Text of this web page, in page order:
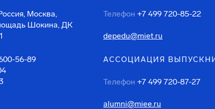
Москва,
Шокина, ДК
56-89
Телефон +7 499 720-85-22
depedu@miet.ru
АССОЦИАЦИЯ
Телефон +7 499 720-87-27
alumni@miee.ru